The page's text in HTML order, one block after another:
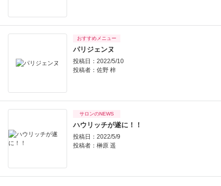
おすすめメニュー
パリジェンヌ
投稿日：2022/5/10
投稿者： 佐野 梓
サロンのNEWS
ハウリッチが遂に！！
投稿日：2022/5/9
投稿者： 榊原 遥